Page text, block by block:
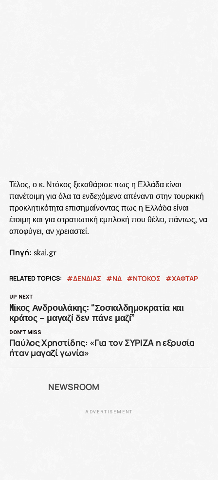
Τέλος, ο κ. Ντόκος ξεκαθάρισε πως η Ελλάδα είναι
πανέτοιμη για όλα τα ενδεχόμενα απέναντι στην τουρκική
προκλητικότητα επισημαίνοντας πως η Ελλάδα είναι
έτοιμη και για στρατιωτική εμπλοκή που θέλει, πάντως, να
αποφύγει, αν χρειαστεί.
Πηγή: skai.gr
RELATED TOPICS: ΔΕΝΔΙΑΣ ΝΔ ΝΤΌΚΟΣ ΧΑΦΤΑΡ
UP NEXT
Nίκος Ανδρουλάκης: “Σοσιαλδημοκρατία και
κράτος – μαγαζί δεν πάνε μαζί”
DON'T MISS
Παύλος Χρηστίδης: «Για τον ΣΥΡΙΖΑ η εξουσία
ήταν μαγαζί γωνία»
NEWSROOM
ADVERTISEMENT